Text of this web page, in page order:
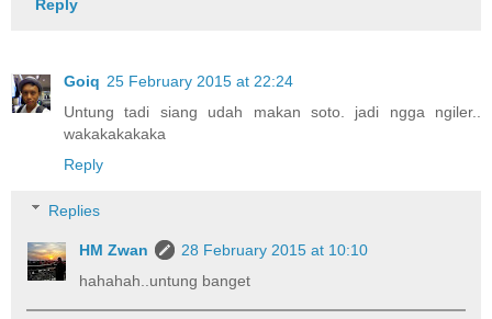
Reply
Goiq 25 February 2015 at 22:24
Untung tadi siang udah makan soto. jadi ngga ngiler..
wakakakakaka
Reply
Replies
HM Zwan
28 February 2015 at 10:10
hahahah..untung banget